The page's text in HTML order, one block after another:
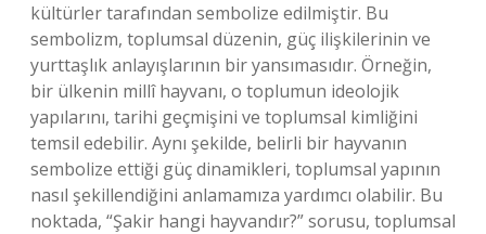
kültürler tarafından sembolize edilmiştir. Bu
sembolizm, toplumsal düzenin, güç ilişkilerinin ve
yurttaşlık anlayışlarının bir yansımasıdır. Örneğin,
bir ülkenin millî hayvanı, o toplumun ideolojik
yapılarını, tarihi geçmişini ve toplumsal kimliğini
temsil edebilir. Aynı şekilde, belirli bir hayvanın
sembolize ettiği güç dinamikleri, toplumsal yapının
nasıl şekillendiğini anlamamıza yardımcı olabilir. Bu
noktada, “Şakir hangi hayvandır?” sorusu, toplumsal